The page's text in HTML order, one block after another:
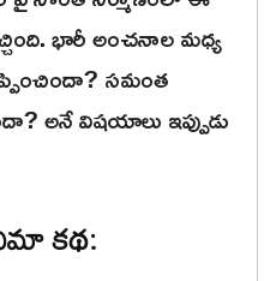
భారీ అంచనాల మధ్య
సమంత
అనే విషయాలు ఇప్పుడు
కథ: